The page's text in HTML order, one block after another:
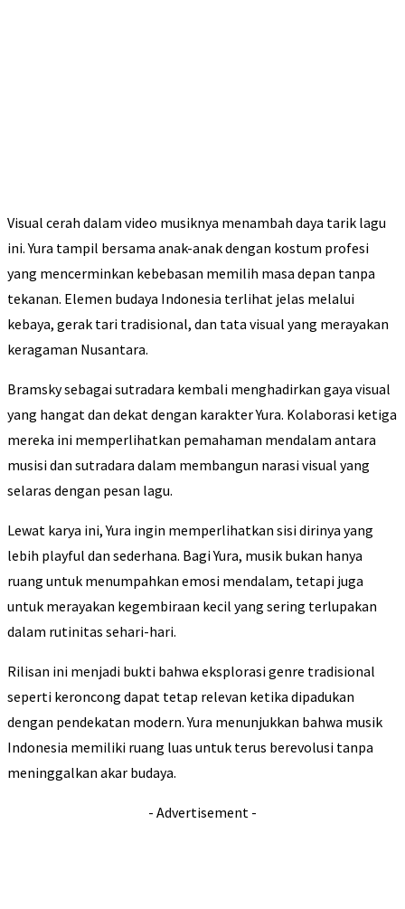
Visual cerah dalam video musiknya menambah daya tarik lagu
ini. Yura tampil bersama anak-anak dengan kostum profesi
yang mencerminkan kebebasan memilih masa depan tanpa
tekanan. Elemen budaya Indonesia terlihat jelas melalui
kebaya, gerak tari tradisional, dan tata visual yang merayakan
keragaman Nusantara.
Bramsky sebagai sutradara kembali menghadirkan gaya visual
yang hangat dan dekat dengan karakter Yura. Kolaborasi ketiga
mereka ini memperlihatkan pemahaman mendalam antara
musisi dan sutradara dalam membangun narasi visual yang
selaras dengan pesan lagu.
Lewat karya ini, Yura ingin memperlihatkan sisi dirinya yang
lebih playful dan sederhana. Bagi Yura, musik bukan hanya
ruang untuk menumpahkan emosi mendalam, tetapi juga
untuk merayakan kegembiraan kecil yang sering terlupakan
dalam rutinitas sehari-hari.
Rilisan ini menjadi bukti bahwa eksplorasi genre tradisional
seperti keroncong dapat tetap relevan ketika dipadukan
dengan pendekatan modern. Yura menunjukkan bahwa musik
Indonesia memiliki ruang luas untuk terus berevolusi tanpa
meninggalkan akar budaya.
- Advertisement -